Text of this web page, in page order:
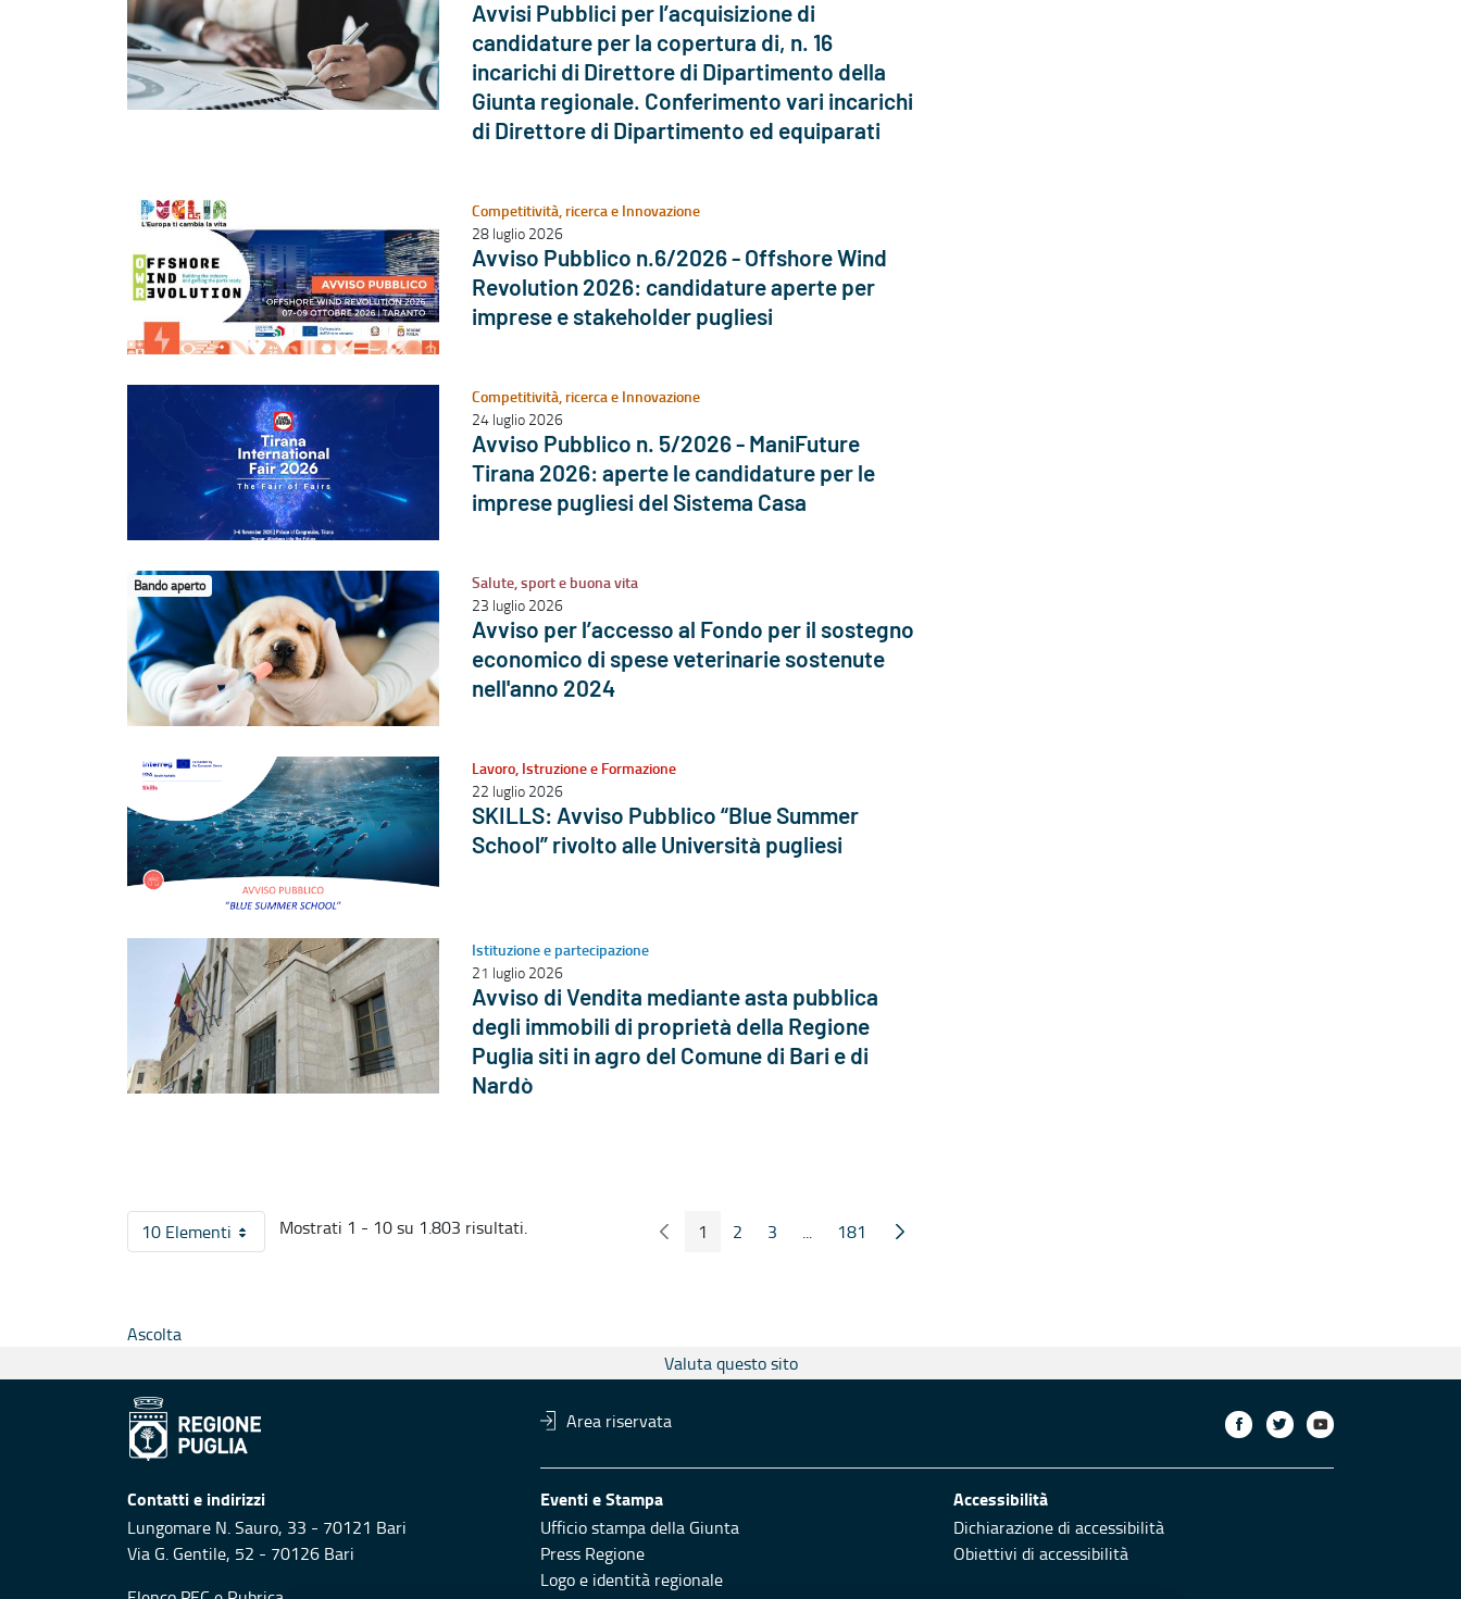
Avvisi Pubblici per l’acquisizione di
candidature per la copertura di, n. 16
incarichi di Direttore di Dipartimento della
Giunta regionale. Conferimento vari incarichi
di Direttore di Dipartimento ed equiparati
Competitività, ricerca e Innovazione
28 luglio 2026
Avviso Pubblico n.6/2026 - Offshore Wind
Revolution 2026: candidature aperte per
imprese e stakeholder pugliesi
Competitività, ricerca e Innovazione
24 luglio 2026
Avviso Pubblico n. 5/2026 - ManiFuture
Tirana 2026: aperte le candidature per le
imprese pugliesi del Sistema Casa
Bando aperto
Salute, sport e buona vita
23 luglio 2026
Avviso per l’accesso al Fondo per il sostegno
economico di spese veterinarie sostenute
nell'anno 2024
Lavoro, Istruzione e Formazione
22 luglio 2026
SKILLS: Avviso Pubblico “Blue Summer
School” rivolto alle Università pugliesi
Istituzione e partecipazione
21 luglio 2026
Avviso di Vendita mediante asta pubblica
degli immobili di proprietà della Regione
Puglia siti in agro del Comune di Bari e di
Nardò
10 ElementiPer pagina
Mostrati 1 - 10 su 1.803 risultati. Pagina Precedente
Pagina
1 Pagina
2 Pagina
3 ...
Pagine intermedie
Pagina
181 Pagina Seguente
Ascolta
Valuta questo sito
Area riservata
Contatti e indirizzi
Lungomare N. Sauro, 33 - 70121 Bari
Via G. Gentile, 52 - 70126 Bari
Eventi e Stampa
Ufficio stampa della Giunta
Press Regione
Logo e identità regionale
Accessibilità
Dichiarazione di accessibilità
Obiettivi di accessibilità